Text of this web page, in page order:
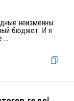
неизменны:
бюджет. И я
...